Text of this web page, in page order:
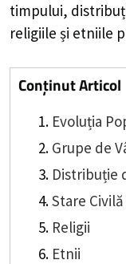
timpului,
religiile și etniile
Conținut Articol
Evoluția
Grupe de
Distribuție
Stare Civilă
Religii
Etnii